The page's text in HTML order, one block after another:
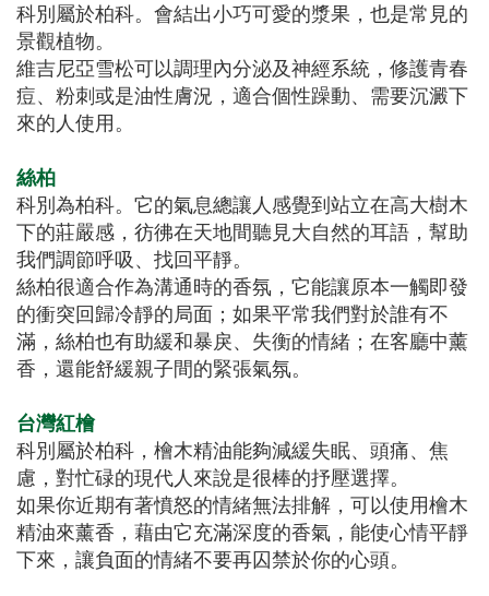
科別屬於柏科。會結出小巧可愛的漿果，也是常見的
景觀植物。
維吉尼亞雪松可以調理內分泌及神經系統，修護青春
痘、粉刺或是油性膚況，適合個性躁動、需要沉澱下
來的人使用。
絲柏
科別為柏科。它的氣息總讓人感覺到站立在高大樹木
下的莊嚴感，彷彿在天地間聽見大自然的耳語，幫助
我們調節呼吸、找回平靜。
絲柏很適合作為溝通時的香氛，它能讓原本一觸即發
的衝突回歸冷靜的局面；如果平常我們對於誰有不
滿，絲柏也有助緩和暴戾、失衡的情緒；在客廳中薰
香，還能舒緩親子間的緊張氣氛。
台灣紅檜
科別屬於柏科，檜木精油能夠減緩失眠、頭痛、焦
慮，對忙碌的現代人來說是很棒的抒壓選擇。
如果你近期有著憤怒的情緒無法排解，可以使用檜木
精油來薰香，藉由它充滿深度的香氣，能使心情平靜
下來，讓負面的情緒不要再囚禁於你的心頭。